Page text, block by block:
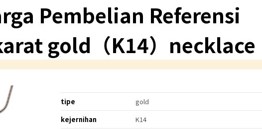
Pembelian Referensi
gold（K14）necklace
tipe
gold
kejernihan
K14